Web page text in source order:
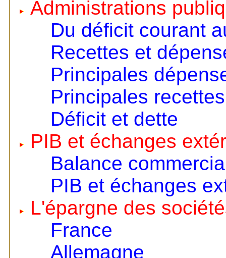
Administrations
Du déficit courant
Recettes et
Principales
Principales recettes
Déficit et dette
PIB et échanges
Balance
PIB et échanges
L'épargne des
France
Allemagne